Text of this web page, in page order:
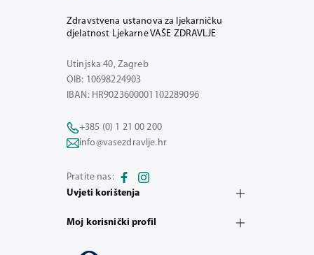
Zdravstvena ustanova za ljekarničku
djelatnost Ljekarne VAŠE ZDRAVLJE
Utinjska 40, Zagreb
OIB: 10698224903
IBAN: HR9023600001102289096
+385 (0) 1 21 00 200
info@vasezdravlje.hr
Pratite nas:
Uvjeti korištenja
Moj korisnički profil